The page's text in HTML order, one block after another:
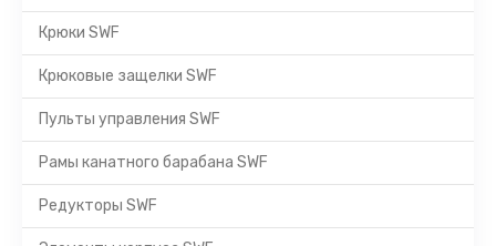
Крюки SWF
Крюковые защелки SWF
Пульты управления SWF
Рамы канатного барабана SWF
Редукторы SWF